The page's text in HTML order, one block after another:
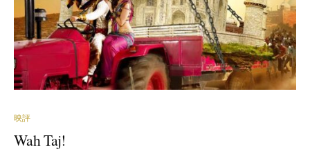
映評
Wah Taj!